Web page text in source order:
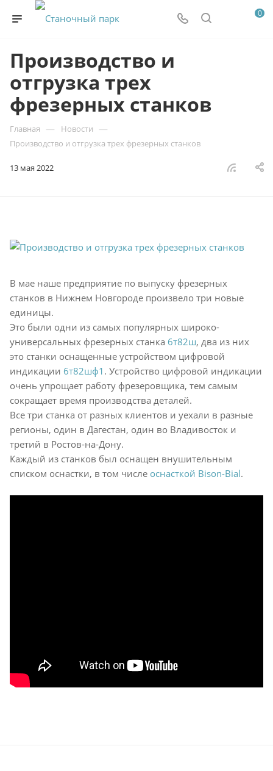
0
Производство и
отгрузка трех
фрезерных станков
Главная — Новости —
Производство и отгрузка трех фрезерных станков
13 мая 2022
В мае наше предприятие по выпуску фрезерных
станков в Нижнем Новгороде произвело три новые
единицы.
Это были одни из самых популярных широко-
универсальных фрезерных станка 6т82ш, два из них
это станки оснащенные устройством цифровой
индикации 6т82шф1 . Устройство цифровой индикации
очень упрощает работу фрезеровщика, тем самым
сокращает время производства деталей.
Все три станка от разных клиентов и уехали в разные
регионы, один в Дагестан, один во Владивосток и
третий в Ростов-на-Дону.
Каждый из станков был оснащен внушительным
списком оснастки, в том числе оснасткой Bison-Bial.